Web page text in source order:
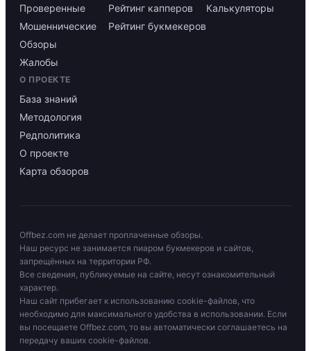
Проверенные
Мошеннические
Обзоры
Жалобы
Рейтинг капперов
Рейтинг букмекеров
Калькуляторы
О ПРОЕКТЕ
База знаний
Методология
Редполитика
О проекте
Карта обзоров
Offbez.com не делает проплаченные обзоры.
Наш ресурс не занимается пиаром букмекеров и сайтов,
запрещённых на территории РФ.
Все сведения, публикуемые на сайте, несут ознакомительный
характер.
Наш сайт прибегает к использованию cookie-файлов, что
необходимо для максимального удобства в использовании. Если
вы посещаете Offbez.com, то вы автоматически соглашаетесь на
передачу ваших cookie-файлов.